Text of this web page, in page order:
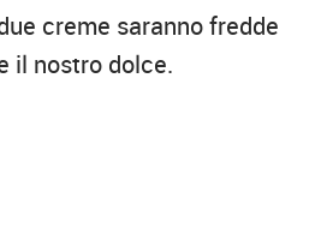
creme saranno fredde
il nostro dolce.